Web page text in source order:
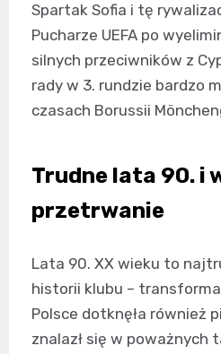
Spartak Sofia i tę
Pucharze UEFA po
silnych przeciwników z
rady w 3. rundzie bardzo
czasach Borussii
Trudne lata 90. i
przetrwanie
Lata 90. XX wieku to
historii klubu –
Polsce dotknęła również
znalazł się w poważnych